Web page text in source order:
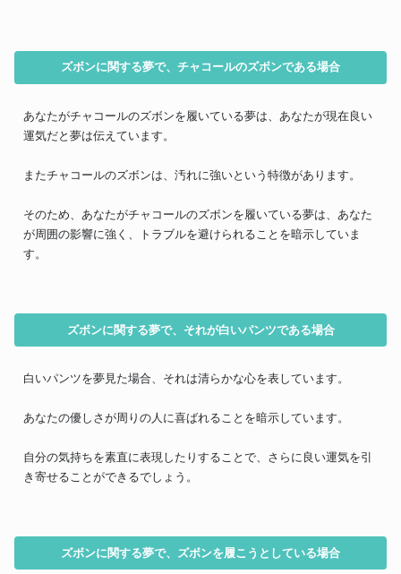
ズボンに関する夢で、チャコールのズボンである場合
あなたがチャコールのズボンを履いている夢は、あなたが現在良い
運気だと夢は伝えています。
またチャコールのズボンは、汚れに強いという特徴があります。
そのため、あなたがチャコールのズボンを履いている夢は、あなた
が周囲の影響に強く、トラブルを避けられることを暗示していま
す。
ズボンに関する夢で、それが白いパンツである場合
白いパンツを夢見た場合、それは清らかな心を表しています。
あなたの優しさが周りの人に喜ばれることを暗示しています。
自分の気持ちを素直に表現したりすることで、さらに良い運気を引
き寄せることができるでしょう。
ズボンに関する夢で、ズボンを履こうとしている場合